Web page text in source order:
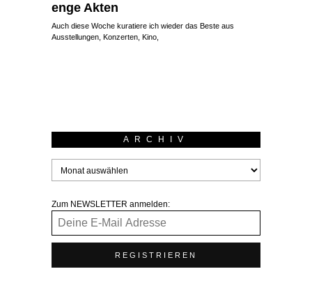
enge Akten
Auch diese Woche kuratiere ich wieder das Beste aus
Ausstellungen, Konzerten, Kino,
ARCHIV
Zum NEWSLETTER anmelden: